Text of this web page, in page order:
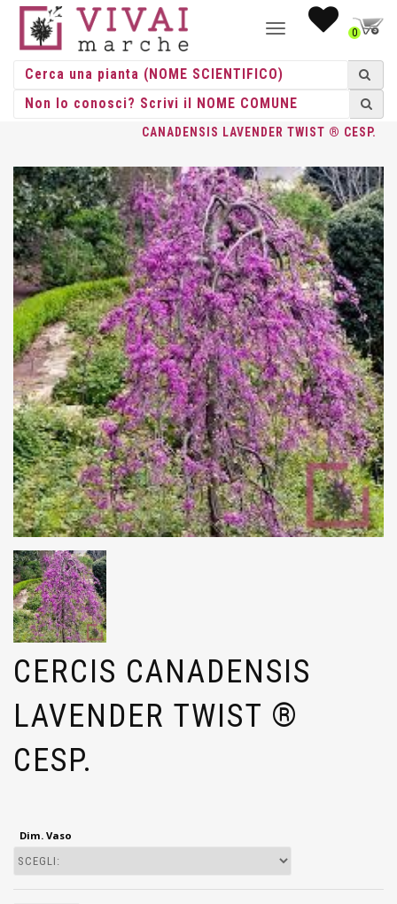
NAVIGAZIONE0
HOME/CESPUGLI/CESPUGLI VASO/ CERCIS / CERCIS
CANADENSIS LAVENDER TWIST ® CESP.
CERCIS CANADENSIS
LAVENDER TWIST ®
CESP.
Dim. Vaso